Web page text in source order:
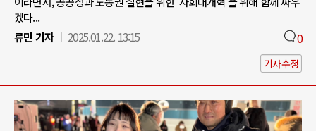
겠다...
류민 기자
2025.01.22. 13:15 0
기사수정